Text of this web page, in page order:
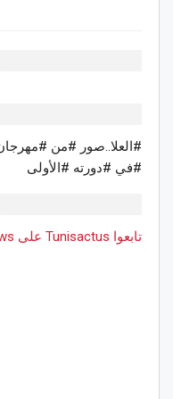
#العلا..صور #من
#في #دورته #الأولى
تابعوا Tunisactus على Google News